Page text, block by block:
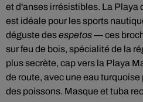
et d'anses irrésistibles. La Playa
est idéale pour les sports
déguste desespetos— ces
sur feu de bois, spécialité de la
plus secrète, cap vers la Playa
de route, avec une eau
des poissons. Masque et tuba